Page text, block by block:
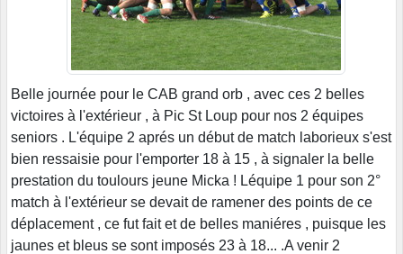
Belle journée pour le CAB grand orb , avec ces 2 belles
victoires à l'extérieur , à Pic St Loup pour nos 2 équipes
seniors . L'équipe 2 aprés un début de match laborieux s'est
bien ressaisie pour l'emporter 18 à 15 , à signaler la belle
prestation du toulours jeune Micka ! Léquipe 1 pour son 2°
match à l'extérieur se devait de ramener des points de ce
déplacement , ce fut fait et de belles maniéres , puisque les
jaunes et bleus se sont imposés 23 à 18... .A venir 2